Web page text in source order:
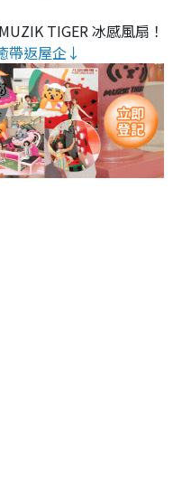
TIGER 冰感風扇！
帶返屋企↓